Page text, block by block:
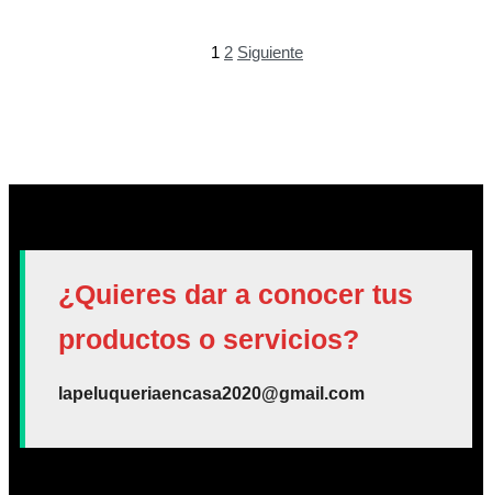
1 2 Siguiente
¿Quieres dar a conocer tus
productos o servicios?
lapeluqueriaencasa2020@gmail.com